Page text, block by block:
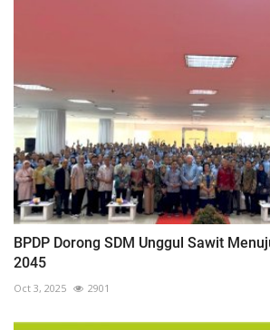
BPDP Dorong SDM Unggul Sawit
2045
Oct 3, 2025 2901